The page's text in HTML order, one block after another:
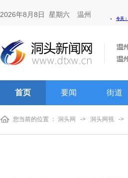
2026年8月8日 星期六 温州
首页 要闻 街道
您当前的位置 ： 洞头网 -> 洞头网视 ->